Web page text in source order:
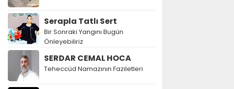
Serapla Tatlı Sert
Bir Sonraki Yangını Bugün
Önleyebiliriz
SERDAR CEMAL HOCA
Teheccüd Namazının Faziletleri